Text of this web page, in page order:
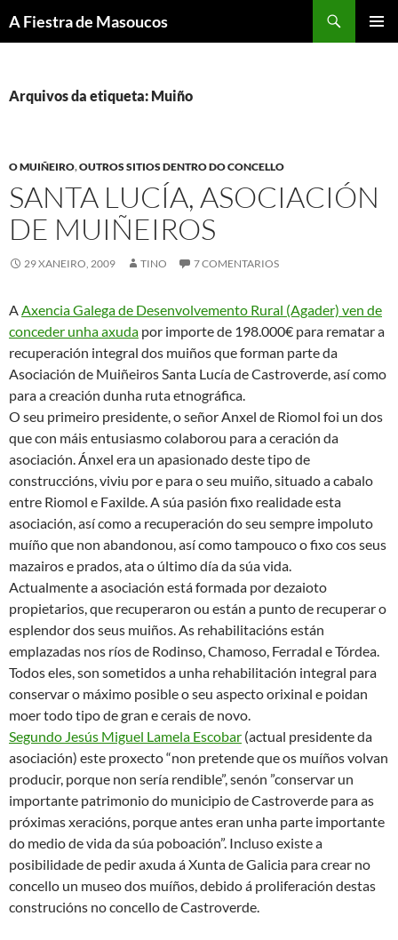
aoA Fiestra de Masoucos
Arquivos da etiqueta: Muiño
O MUIÑEIRO,OUTROS SITIOS DENTRO DO CONCELLO
SANTA LUCÍA, ASOCIACIÓN
DE MUIÑEIROS
29 XANEIRO, 2009 TINO 7 COMENTARIOS
AAxencia Galega de Desenvolvemento Rural (Agader) ven de
conceder unha axuda por importe de 198.000€ para rematar a
recuperación integral dos muiños que forman parte da
Asociación de Muiñeiros Santa Lucía de Castroverde, así como
para a creación dunha ruta etnográfica.
O seu primeiro presidente, o señor Anxel de Riomol foi un dos
que con máis entusiasmo colaborou para a ceración da
asociación. Ánxel era un apasionado deste tipo de
construccións, viviu por e para o seu muiño, situado a cabalo
entre Riomol e Faxilde. A súa pasión fixo realidade esta
asociación, así como a recuperación do seu sempre impoluto
muíño que non abandonou, así como tampouco o fixo cos seus
mazairos e prados, ata o último día da súa vida.
Actualmente a asociación está formada por dezaioto
propietarios, que recuperaron ou están a punto de recuperar o
esplendor dos seus muiños. As rehabilitacións están
emplazadas nos ríos de Rodinso, Chamoso, Ferradal e Tórdea.
Todos eles, son sometidos a unha rehabilitación integral para
conservar o máximo posible o seu aspecto orixinal e poidan
moer todo tipo de gran e cerais de novo.
Segundo Jesús Miguel Lamela Escobar (actual presidente da
asociación) este proxecto “non pretende que os muíños volvan
producir, porque non sería rendible”, senón ”conservar un
importante patrimonio do municipio de Castroverde para as
próximas xeracións, porque antes eran unha parte importante
do medio de vida da súa poboación”. Incluso existe a
posibilidade de pedir axuda á Xunta de Galicia para crear no
concello un museo dos muíños, debido á proliferación destas
construcións no concello de Castroverde.